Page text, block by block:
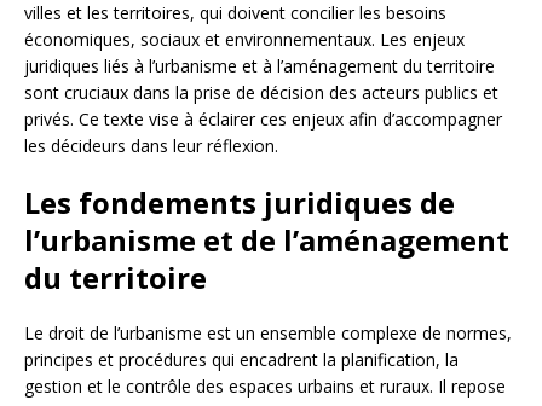
villes et les territoires, qui doivent concilier les besoins
économiques, sociaux et environnementaux. Les enjeux
juridiques liés à l’urbanisme et à l’aménagement du territoire
sont cruciaux dans la prise de décision des acteurs publics et
privés. Ce texte vise à éclairer ces enjeux afin d’accompagner
les décideurs dans leur réflexion.
Les fondements juridiques de
l’urbanisme et de l’aménagement
du territoire
Le droit de l’urbanisme est un ensemble complexe de normes,
principes et procédures qui encadrent la planification, la
gestion et le contrôle des espaces urbains et ruraux. Il repose